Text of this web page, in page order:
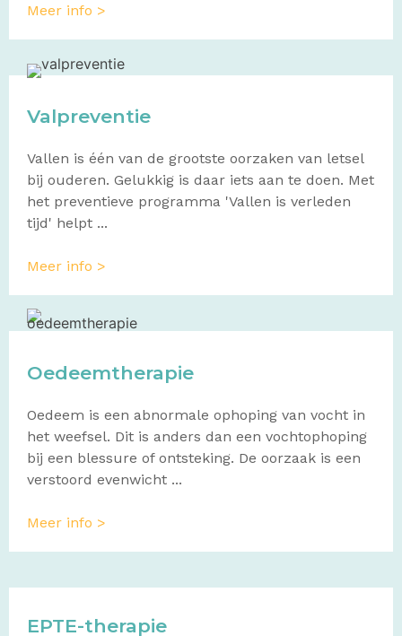
Meer info >
Valpreventie
Vallen is één van de grootste oorzaken van letsel
bij ouderen. Gelukkig is daar iets aan te doen. Met
het preventieve programma 'Vallen is verleden
tijd' helpt ...
Meer info >
Oedeemtherapie
Oedeem is een abnormale ophoping van vocht in
het weefsel. Dit is anders dan een vochtophoping
bij een blessure of ontsteking. De oorzaak is een
verstoord evenwicht ...
Meer info >
EPTE-therapie